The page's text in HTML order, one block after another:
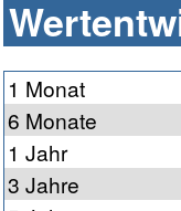
1 Monat
6 Monate
1 Jahr
3 Jahre